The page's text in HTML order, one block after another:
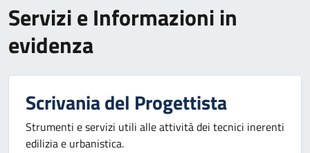
Servizi e Informazioni in
evidenza
Scrivania del Progettista
Strumenti e servizi utili alle attività dei tecnici inerenti
edilizia e urbanistica.